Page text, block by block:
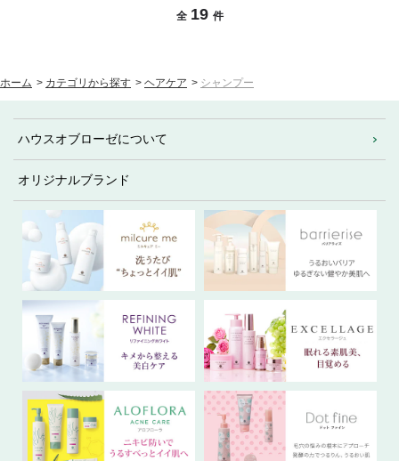
全 19 件
ホーム > カテゴリから探す > ヘアケア > シャンプー
ハウスオブローゼについて
オリジナルブランド